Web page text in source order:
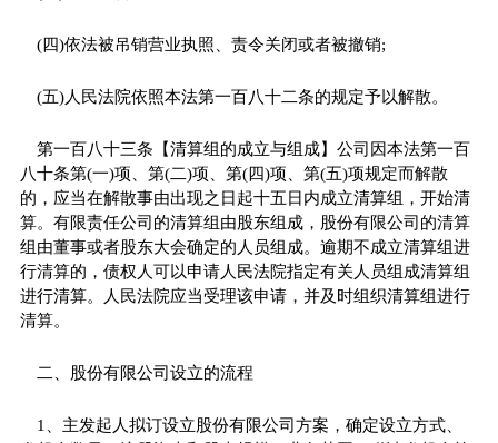
(四)依法被吊销营业执照、责令关闭或者被撤销;
(五)人民法院依照本法第一百八十二条的规定予以解散。
第一百八十三条【清算组的成立与组成】公司因本法第一百
八十条第(一)项、第(二)项、第(四)项、第(五)项规定而解散
的，应当在解散事由出现之日起十五日内成立清算组，开始清
算。有限责任公司的清算组由股东组成，股份有限公司的清算
组由董事或者股东大会确定的人员组成。逾期不成立清算组进
行清算的，债权人可以申请人民法院指定有关人员组成清算组
进行清算。人民法院应当受理该申请，并及时组织清算组进行
清算。
二、股份有限公司设立的流程
1、主发起人拟订设立股份有限公司方案，确定设立方式、